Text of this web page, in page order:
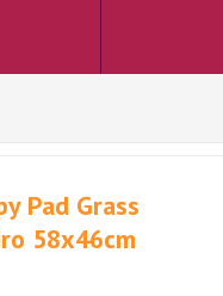
Pad Grass
58x46cm